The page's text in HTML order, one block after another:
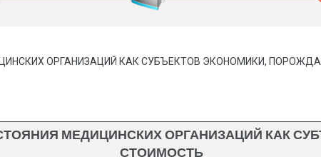
ОРГАНИЗАЦИЙ КАК СУБЪЕКТОВ ЭКОНОМИКИ,
МЕДИЦИНСКИХ ОРГАНИЗАЦИЙ КАК